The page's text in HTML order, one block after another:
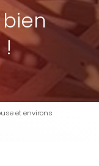
bien
!
et environs